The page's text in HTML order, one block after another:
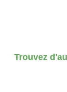
Trouvez